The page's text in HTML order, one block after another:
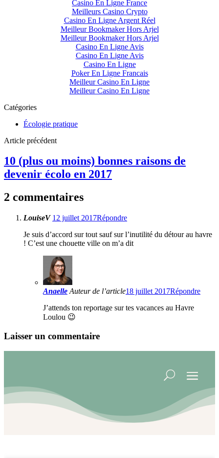
Casino En Ligne France
Meilleurs Casino Crypto
Casino En Ligne Argent Réel
Meilleur Bookmaker Hors Arjel
Meilleur Bookmaker Hors Arjel
Casino En Ligne Avis
Casino En Ligne Avis
Casino En Ligne
Poker En Ligne Francais
Meilleur Casino En Ligne
Meilleur Casino En Ligne
Catégories
Écologie pratique
Article précédent
10 (plus ou moins) bonnes raisons de
devenir écolo en 2017
2 commentaires
LouiseV 12 juillet 2017Répondre
Je suis d’accord sur tout sauf sur l’inutilité du détour au havre
! C’est une chouette ville on m’a dit
Anaelle Auteur de l’article18 juillet 2017Répondre
J’attends ton reportage sur tes vacances au Havre
Loulou 😉
Laisser un commentaire